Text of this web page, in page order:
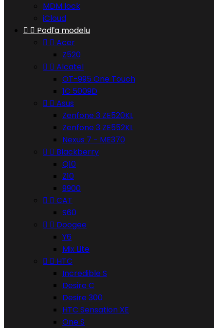
MDM lock
iCloud
  Podľa modelu
  Acer
Z520
  Alcatel
OT-995 One Touch
1C 5009D
  Asus
Zenfone 3 ZE520KL
Zenfone 3 ZE552KL
Nexus 7 - ME370
  Blackberry
Q10
Z10
9900
  CAT
S60
  Doogee
Y6
Mix Lite
  HTC
Incredible S
Desire C
Desire 300
HTC Sensation XE
One S